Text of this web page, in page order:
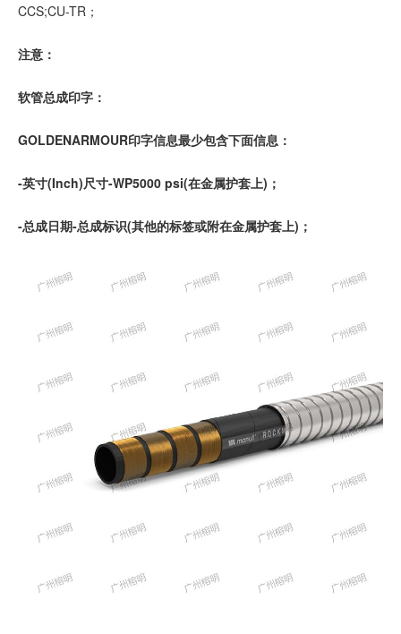
CCS;CU-TR；
注意：
软管总成印字：
GOLDENARMOUR印字信息最少包含下面信息：
-英寸(Inch)尺寸-WP5000 psi(在金属护套上)；
-总成日期-总成标识(其他的标签或附在金属护套上)；